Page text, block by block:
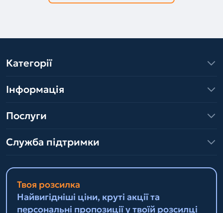
Категорії
Інформація
Послуги
Служба підтримки
Твоя розсилка
Найвигідніші ціни, круті акції та
персональні пропозиції у твоїй розсилці